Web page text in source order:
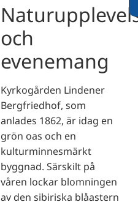
och
evenemang
Kyrkogården Lindener
Bergfriedhof, som
anlades 1862, är idag en
grön oas och en
kulturminnesmärkt
byggnad. Särskilt på
våren lockar blomningen
av den sibiriska blåastern